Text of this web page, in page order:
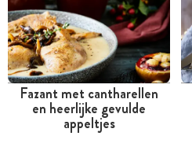
Minder dan 30 minuten
Fazant met cantharellen
en heerlijke gevulde
appeltjes